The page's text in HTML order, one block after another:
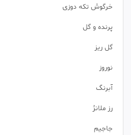
خرگوش تکه دوزی
پرنده و گل
گل ریز
نوروز
آبرنگ
رز ملانژ
جاجیم